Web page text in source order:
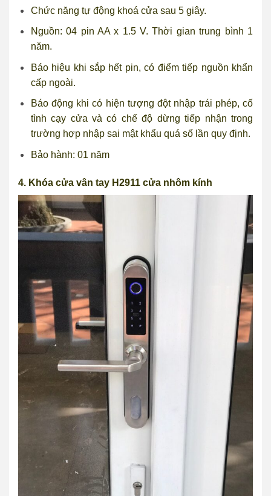
Chức năng tự động khoá cửa sau 5 giây.
Nguồn: 04 pin AA x 1.5 V. Thời gian trung bình 1
năm.
Báo hiệu khi sắp hết pin, có điểm tiếp nguồn khẩn
cấp ngoài.
Báo động khi có hiện tượng đột nhập trái phép, cố
tình cạy cửa và có chế độ dừng tiếp nhận trong
trường hợp nhập sai mật khẩu quá số lần quy định.
Bảo hành: 01 năm
4. Khóa cửa vân tay H2911 cửa nhôm kính